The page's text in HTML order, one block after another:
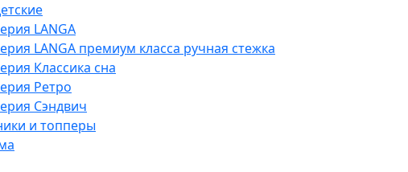
LANGA
LANGA премиум класса ручная стежка
Классика сна
Ретро
Сэндвич
и топперы